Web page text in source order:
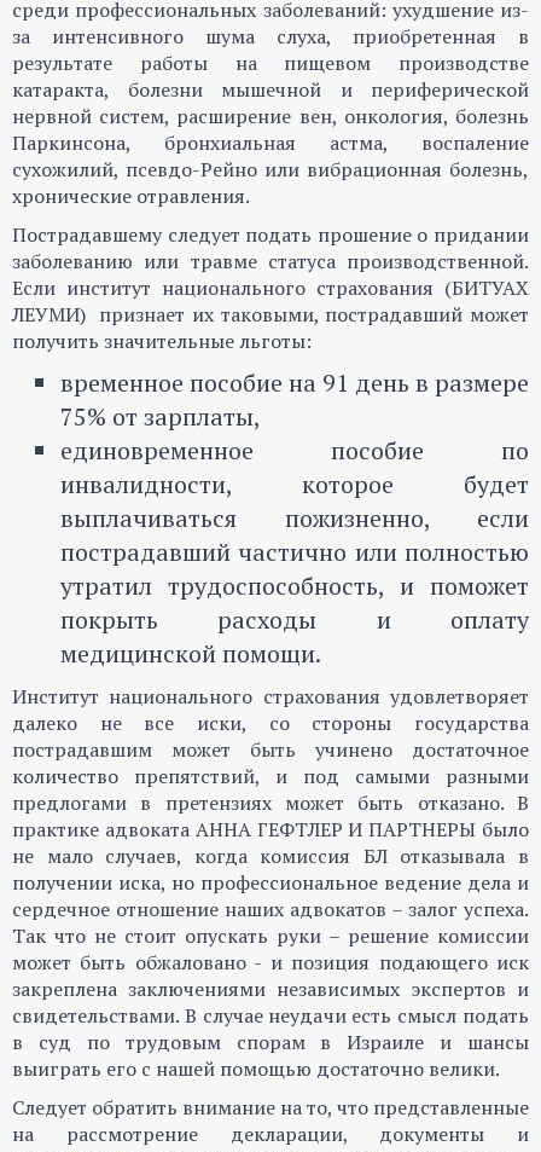
среди профессиональных заболеваний: ухудшение из-
за интенсивного шума слуха, приобретенная в
результате работы на пищевом производстве
катаракта, болезни мышечной и периферической
нервной систем, расширение вен, онкология, болезнь
Паркинсона, бронхиальная астма, воспаление
сухожилий, псевдо-Рейно или вибрационная болезнь,
хронические отравления.
Пострадавшему следует подать прошение о придании
заболеванию или травме статуса производственной.
Если институт национального страхования (БИТУАХ
ЛЕУМИ) признает их таковыми, пострадавший может
получить значительные льготы:
временное пособие на 91 день в размере
75% от зарплаты,
единовременное пособие по
инвалидности, которое будет
выплачиваться пожизненно, если
пострадавший частично или полностью
утратил трудоспособность, и поможет
покрыть расходы и оплату
медицинской помощи.
Институт национального страхования удовлетворяет
далеко не все иски, со стороны государства
пострадавшим может быть учинено достаточное
количество препятствий, и под самыми разными
предлогами в претензиях может быть отказано. В
практике адвоката АННА ГЕФТЛЕР И ПАРТНЕРЫ было
не мало случаев, когда комиссия БЛ отказывала в
получении иска, но профессиональное ведение дела и
сердечное отношение наших адвокатов – залог успеха.
Так что не стоит опускать руки – решение комиссии
может быть обжаловано - и позиция подающего иск
закреплена заключениями независимых экспертов и
свидетельствами. В случае неудачи есть смысл подать
в суд по трудовым спорам в Израиле и шансы
выиграть его с нашей помощью достаточно велики.
Следует обратить внимание на то, что представленные
на рассмотрение декларации, документы и